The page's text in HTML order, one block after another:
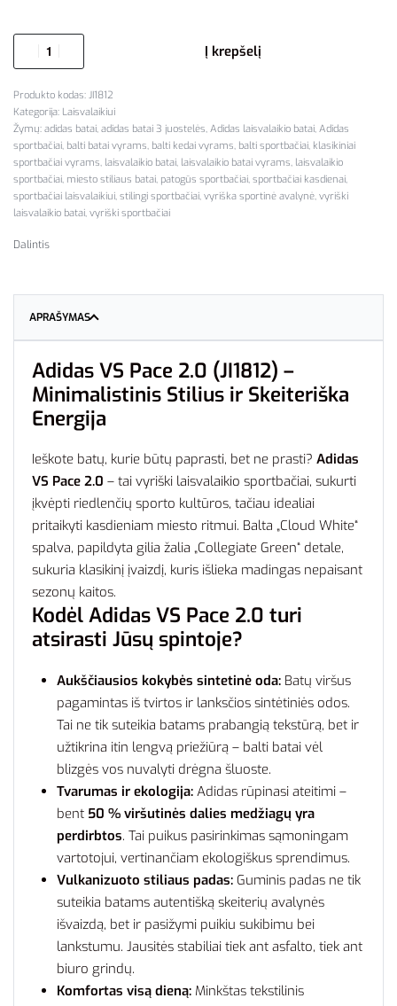
Į krepšelį
JI1812
Kategorija: Laisvalaikiui
Žymų: adidas batai, adidas batai 3 juostelės, Adidas laisvalaikio batai, Adidas
sportbačiai, balti batai vyrams, balti kedai vyrams, balti sportbačiai, klasikiniai
sportbačiai vyrams, laisvalaikio batai, laisvalaikio batai vyrams, laisvalaikio
sportbačiai, miesto stiliaus batai, patogūs sportbačiai, sportbačiai kasdienai,
sportbačiai laisvalaikiui, stilingi sportbačiai, vyriška sportinė avalynė, vyriški
laisvalaikio batai, vyriški sportbačiai
Dalintis
APRAŠYMAS
Adidas VS Pace 2.0 (JI1812) –
Minimalistinis Stilius ir Skeiteriška
Energija
Ieškote batų, kurie būtų paprasti, bet ne prasti? Adidas
VS Pace 2.0 – tai vyriški laisvalaikio sportbačiai, sukurti
įkvėpti riedlenčių sporto kultūros, tačiau idealiai
pritaikyti kasdieniam miesto ritmui. Balta „Cloud White“
spalva, papildyta gilia žalia „Collegiate Green“ detale,
sukuria klasikinį įvaizdį, kuris išlieka madingas nepaisant
sezonų kaitos.
Kodėl Adidas VS Pace 2.0 turi
atsirasti Jūsų spintoje?
Aukščiausios kokybės sintetinė oda: Batų viršus
pagamintas iš tvirtos ir lanksčios sintėtiniės odos.
Tai ne tik suteikia batams prabangią tekstūrą, bet ir
užtikrina itin lengvą priežiūrą – balti batai vėl
blizgės vos nuvalyti drėgna šluoste.
Tvarumas ir ekologija: Adidas rūpinasi ateitimi –
bent 50 % viršutinės dalies medžiagų yra
perdirbtos. Tai puikus pasirinkimas sąmoningam
vartotojui, vertinančiam ekologiškus sprendimus.
Vulkanizuoto stiliaus padas: Guminis padas ne tik
suteikia batams autentišką skeiterių avalynės
išvaizdą, bet ir pasižymi puikiu sukibimu bei
lankstumu. Jausitės stabiliai tiek ant asfalto, tiek ant
biuro grindų.
Komfortas visą dieną: Minkštas tekstilinis